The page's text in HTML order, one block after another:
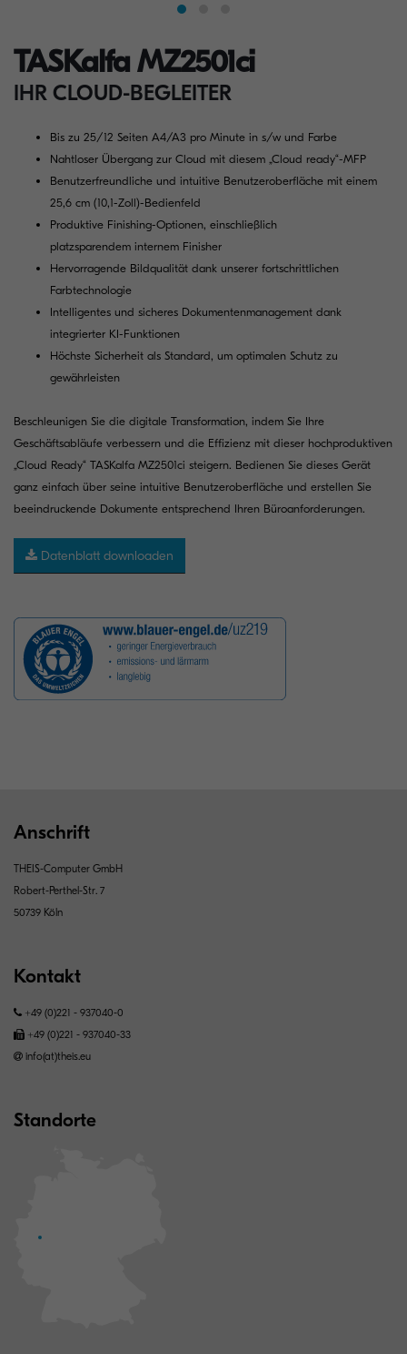
TASKalfa MZ2501ci
IHR CLOUD-BEGLEITER
Bis zu 25/12 Seiten A4/A3 pro Minute in s/w und Farbe
Nahtloser Übergang zur Cloud mit diesem „Cloud ready“-MFP
Benutzerfreundliche und intuitive Benutzeroberfläche mit einem
25,6 cm (10,1-Zoll)-Bedienfeld
Produktive Finishing-Optionen, einschließlich
platzsparendem internem Finisher
Hervorragende Bildqualität dank unserer fortschrittlichen
Farbtechnologie
Intelligentes und sicheres Dokumentenmanagement dank
integrierter KI-Funktionen
Höchste Sicherheit als Standard, um optimalen Schutz zu
gewährleisten
Beschleunigen Sie die digitale Transformation, indem Sie Ihre
Geschäftsabläufe verbessern und die Effizienz mit dieser hochproduktiven
„Cloud Ready“ TASKalfa MZ2501ci steigern. Bedienen Sie dieses Gerät
ganz einfach über seine intuitive Benutzeroberfläche und erstellen Sie
beeindruckende Dokumente entsprechend Ihren Büroanforderungen.
Datenblatt downloaden
Anschrift
THEIS-Computer GmbH
Robert-Perthel-Str. 7
50739 Köln
Kontakt
+49 (0)221 - 937040-0
+49 (0)221 - 937040-33
info(at)theis.eu
Standorte